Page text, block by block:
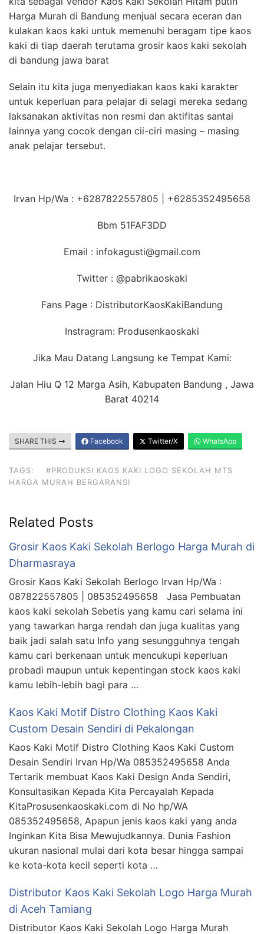
Harga Murah di Bandung menjual secara eceran dan
kulakan kaos kaki untuk memenuhi beragam tipe kaos
kaki di tiap daerah terutama grosir kaos kaki sekolah
di bandung jawa barat
Selain itu kita juga menyediakan kaos kaki karakter
untuk keperluan para pelajar di selagi mereka sedang
laksanakan aktivitas non resmi dan aktifitas santai
lainnya yang cocok dengan cii-ciri masing – masing
anak pelajar tersebut.
Irvan Hp/Wa : +6287822557805 | +6285352495658
Bbm 51FAF3DD
Email : infokagusti@gmail.com
Twitter : @pabrikaoskaki
Fans Page : DistributorKaosKakiBandung
Instragram: Produsenkaoskaki
Jika Mau Datang Langsung ke Tempat Kami:
Jalan Hiu Q 12 Marga Asih, Kabupaten Bandung , Jawa
Barat 40214
SHARE THIS Facebook Twitter/X WhatsApp
TAGS:
#PRODUKSI KAOS KAKI LOGO SEKOLAH MTS
HARGA MURAH BERGARANSI
Related Posts
Grosir Kaos Kaki Sekolah Berlogo Harga Murah di
Dharmasraya
Grosir Kaos Kaki Sekolah Berlogo Irvan Hp/Wa :
087822557805 | 085352495658 Jasa Pembuatan
kaos kaki sekolah Sebetis yang kamu cari selama ini
yang tawarkan harga rendah dan juga kualitas yang
baik jadi salah satu Info yang sesungguhnya tengah
kamu cari berkenaan untuk mencukupi keperluan
probadi maupun untuk kepentingan stock kaos kaki
kamu lebih-lebih bagi para …
Kaos Kaki Motif Distro Clothing Kaos Kaki
Custom Desain Sendiri di Pekalongan
Kaos Kaki Motif Distro Clothing Kaos Kaki Custom
Desain Sendiri Irvan Hp/Wa 085352495658 Anda
Tertarik membuat Kaos Kaki Design Anda Sendiri,
Konsultasikan Kepada Kita Percayalah Kepada
KitaProsusenkaoskaki.com di No hp/WA
085352495658, Apapun jenis kaos kaki yang anda
Inginkan Kita Bisa Mewujudkannya. Dunia Fashion
ukuran nasional mulai dari kota besar hingga sampai
ke kota-kota kecil seperti kota …
Distributor Kaos Kaki Sekolah Logo Harga Murah
di Aceh Tamiang
Distributor Kaos Kaki Sekolah Logo Harga Murah